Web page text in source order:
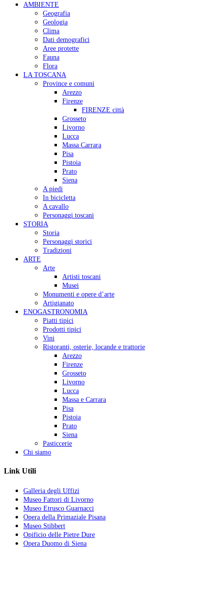
AMBIENTE
Geografia
Geologia
Clima
Dati demografici
Aree protette
Fauna
Flora
LA TOSCANA
Province e comuni
Arezzo
Firenze
FIRENZE città
Grosseto
Livorno
Lucca
Massa Carrara
Pisa
Pistoia
Prato
Siena
A piedi
In bicicletta
A cavallo
Personaggi toscani
STORIA
Storia
Personaggi storici
Tradizioni
ARTE
Arte
Artisti toscani
Musei
Monumenti e opere d’arte
Artigianato
ENOGASTRONOMIA
Piatti tipici
Prodotti tipici
Vini
Ristoranti, osterie, locande e trattorie
Arezzo
Firenze
Grosseto
Livorno
Lucca
Massa e Carrara
Pisa
Pistoia
Prato
Siena
Pasticcerie
Chi siamo
Link Utili
Galleria degli Uffizi
Museo Fattori di Livorno
Museo Etrusco Guarnacci
Opera della Primaziale Pisana
Museo Stibbert
Opificio delle Pietre Dure
Opera Duomo di Siena